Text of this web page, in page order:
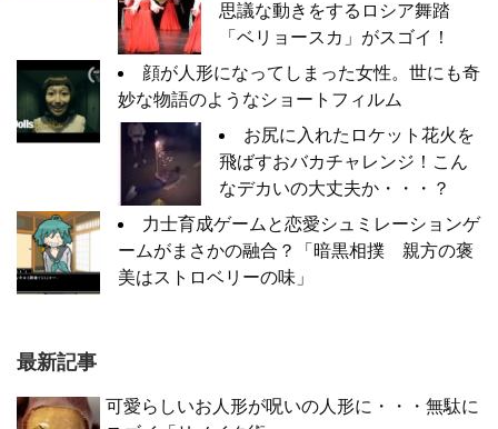
思議な動きをするロシア舞踏
「ベリョースカ」がスゴイ！
顔が人形になってしまった女性。世にも奇
妙な物語のようなショートフィルム
お尻に入れたロケット花火を
飛ばすおバカチャレンジ！こん
なデカいの大丈夫か・・・？
力士育成ゲームと恋愛シュミレーションゲ
ームがまさかの融合？「暗黒相撲 親方の褒
美はストロベリーの味」
最新記事
可愛らしいお人形が呪いの人形に・・・無駄に